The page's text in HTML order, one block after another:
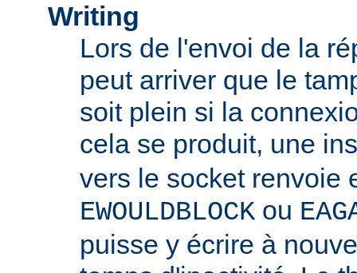
Writing
Lors de l'envoi de la
peut arriver que le
soit plein si la
cela se produit, une
vers le socket renvoie
EWOULDBLOCK ou
puisse y écrire à